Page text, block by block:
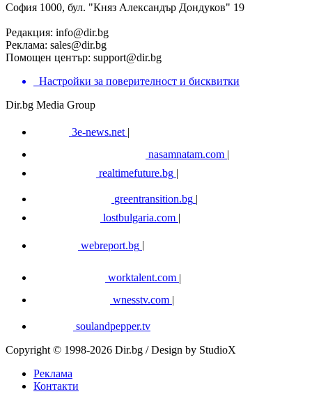
София 1000, бул. "Княз Александър Дондуков" 19
Редакция: info@dir.bg
Реклама: sales@dir.bg
Помощен център: support@dir.bg
Настройки за поверителност и бисквитки
Dir.bg Media Group
3e-news.net |
nasamnatam.com |
realtimefuture.bg |
greentransition.bg |
lostbulgaria.com |
webreport.bg
worktalent.com |
wnesstv.com |
soulandpepper.tv
Copyright © 1998-2026 Dir.bg / Design by StudioX
Реклама
Контакти